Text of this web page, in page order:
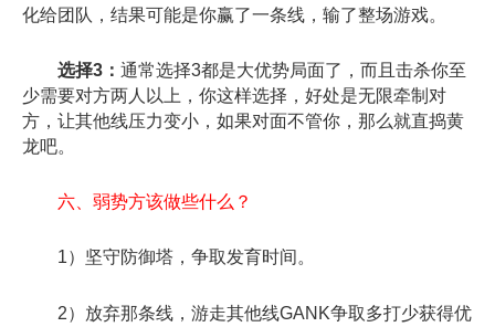
化给团队，结果可能是你赢了一条线，输了整场游戏。
选择3： 通常选择3都是大优势局面了，而且击杀你至
少需要对方两人以上，你这样选择，好处是无限牵制对
方，让其他线压力变小，如果对面不管你，那么就直捣黄
龙吧。
六、弱势方该做些什么？
1）坚守防御塔，争取发育时间。
2）放弃那条线，游走其他线GANK争取多打少获得优